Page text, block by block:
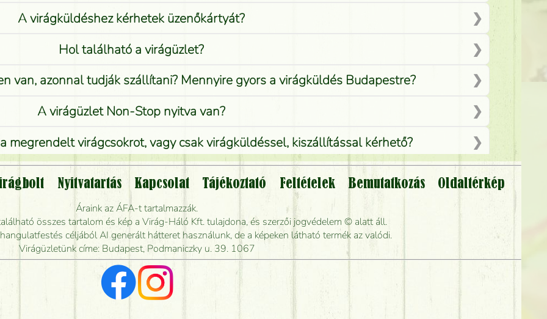
A virágküldéshez kérhetek üzenőkártyát?
Hol található a virágüzlet?
van, azonnal tudják szállítani? Mennyire gyors a virágküldés Budapestre?
A virágüzlet Non-Stop nyitva van?
megrendelt virágcsokrot, vagy csak virágküldéssel, kiszállítással kérhető?
Vidékre is lehet rendelni?
virágküldést úgy, hogy még ma kiszállítsák?
elkészíteni a csokrot, és mikor tudják leghamarabb kiszállítani?
Vörös rózsát keresek, van önöknél?
Milyen visszajelzést kapok a virágküldésről?
Nyitvatartás Kapcsolat Tájékoztató Feltételek Bemutatkozás
Oldaltérkép
Áraink az ÁFA-t tartalmazzák.
összes tartalom és kép a Virág-Háló Kft. tulajdona, és szerzői jogvédelem © alatt áll.
céljából AI generált hátteret használunk, de a képeken látható termék az valódi.
Virágüzletünk címe: Budapest, Podmaniczky u. 39. 1067